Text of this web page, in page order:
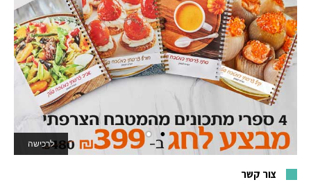
לרכישה
לאתר המשחקים
צור קשר